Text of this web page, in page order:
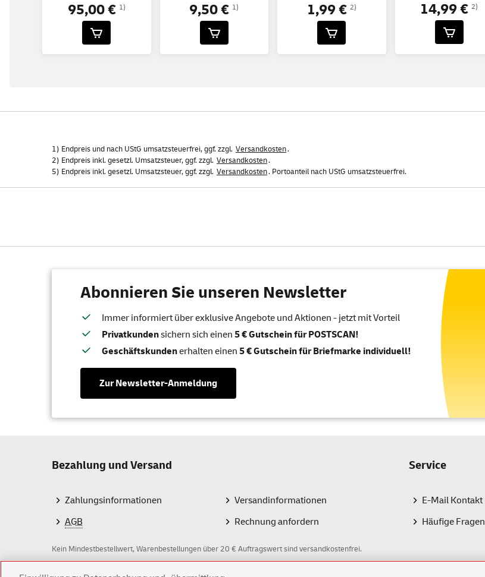
95,00 € 1) 9,50 € 1) 1,99 € 2) 14,99 €2)
1) Endpreis und nach UStG umsatzsteuerfrei, ggf. zzgl. Versandkosten.
2) Endpreis inkl. gesetzl. Umsatzsteuer, ggf. zzgl. Versandkosten.
5) Endpreis inkl. gesetzl. Umsatzsteuer, ggf. zzgl. Versandkosten. Portoanteil nach UStG umsatzsteuerfrei.
Abonnieren Sie unseren Newsletter
Immer informiert über exklusive Angebote und Aktionen - jetzt mit Vorteil
Privatkundensichern sich einen 5 € Gutschein für POSTSCAN!
Geschäftskundenerhalten einen 5 € Gutschein für Briefmarke individuell!
Zur Newsletter-Anmeldung
Bezahlung und Versand
Zahlungsinformationen
AGB
Versandinformationen
Rechnung anfordern
Service
E-Mail Kontakt
Häufige Fragen
Kein Mindestbestellwert, Warenbestellungen über 20 € Auftragswert sind versandkostenfrei.